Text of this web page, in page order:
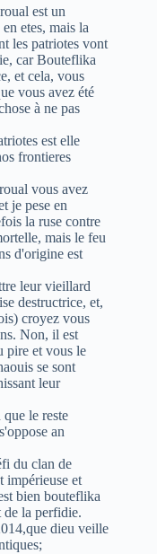
est un
etes, mais la
les patriotes vont
car Bouteflika
et cela, vous
vous avez été
à ne pas
est elle
frontieres
vous avez
je pese en
la ruse contre
mais le feu
d'origine est
leur vieillard
destructrice, et,
croyez vous
Non, il est
pire et vous le
se sont
leur
le reste
an
du clan de
impérieuse et
bien bouteflika
de la perfidie.
dieu veille